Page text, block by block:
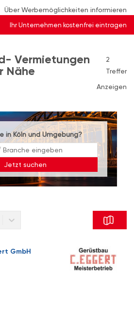
Über Werbemöglichkeiten informieren
Ihr Unternehmen kostenfrei eintragen
Vermietungen
Nähe
2
Treffer
Anzeigen
in Köln und Umgebung?
Jetzt suchen
GmbH